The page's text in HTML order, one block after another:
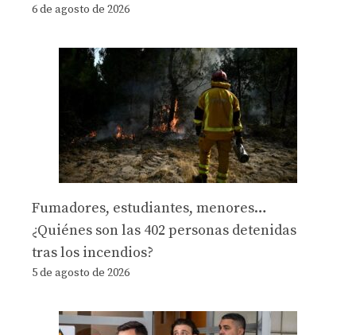
6 de agosto de 2026
Fumadores, estudiantes, menores…
¿Quiénes son las 402 personas detenidas
tras los incendios?
5 de agosto de 2026